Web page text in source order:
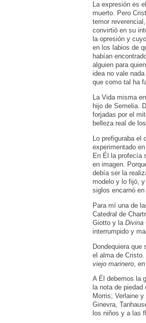
La expresión es
muerto. Pero
temor
convirtió en su
la opresión y
en los labios de
habían
alguien para
idea no vale
que como tal ha
La Vida misma
hijo de Semelia.
forjadas por el
belleza real de
Lo prefiguraba
experimentado
En Él la profecía
en imagen.
debía ser la
modelo y lo fijó,
siglos encarnó en
Para mí una de
Catedral de
Giotto y la Divina
interrumpido y
Dondequiera que
el alma de
viejo marinero , en
A Él debemos la
la nota de
Morris; Verlaine
Ginevra,
los niños y a las